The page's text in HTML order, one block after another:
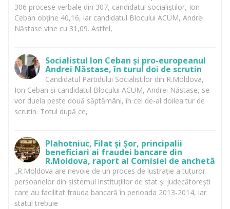
306 procese verbale din 307, candidatul socialiștilor, Ion
Ceban obține 40,16, iar candidatul Blocului ACUM, Andrei
Năstase vine cu 31,09. Astfel,
Socialistul Ion Ceban și pro-europeanul
Andrei Năstase, în turul doi de scrutin
Candidatul Partidului Socialiștilor din R.Moldova,
Ion Ceban și candidatul Blocului ACUM, Andrei Năstase, se
vor duela peste două săptămâni, în cel de-al doilea tur de
scrutin. Totul după ce,
Plahotniuc, Filat și Șor, principalii
beneficiari ai fraudei bancare din
R.Moldova, raport al Comisiei de anchetă
„R.Moldova are nevoie de un proces de lustrație a tuturor
persoanelor din sistemul instituțiilor de stat și judecătorești
care au facilitat frauda bancară în perioada 2013-2014, iar
statul trebuie